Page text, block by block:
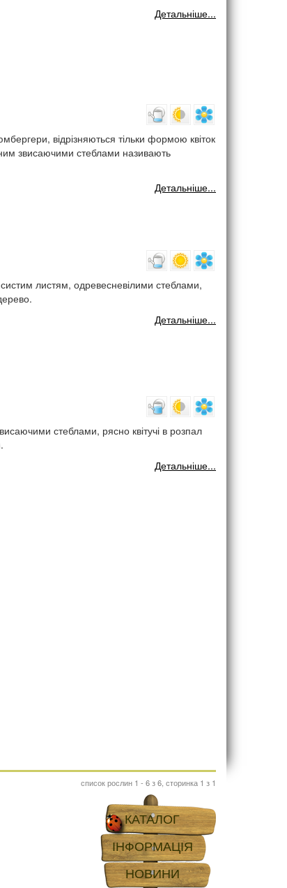
Детальніше...
відрізняються тільки формою квіток
звисаючими стеблами називають
Детальніше...
листям, одревесневілими стеблами,
Детальніше...
стеблами, рясно квітучі в розпал
Детальніше...
список рослин 1 - 6 з 6, сторинка 1 з 1
КАТАЛОГ
ІНФОРМАЦІЯ
НОВИНИ